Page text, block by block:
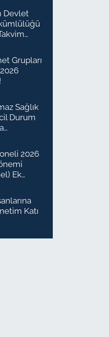
Devlet
Grupları
Sağlık
Durum
Atandı
2026
Ek
Katı